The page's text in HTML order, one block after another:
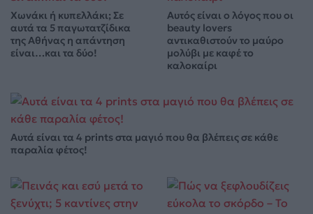
Χωνάκι ή κυπελλάκι; Σε
αυτά τα 5 παγωτατζίδικα
της Αθήνας η απάντηση
είναι…και τα δύο!
Αυτός είναι ο λόγος που οι
beauty lovers
αντικαθιστούν το μαύρο
μολύβι με καφέ το
καλοκαίρι
Αυτά είναι τα 4 prints στα μαγιό που θα βλέπεις σε κάθε
παραλία φέτος!